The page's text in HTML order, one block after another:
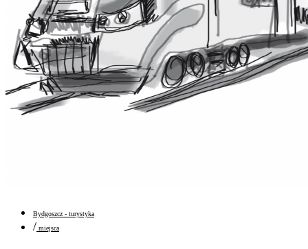
Bydgoszcz - turystyka
/ miejsca